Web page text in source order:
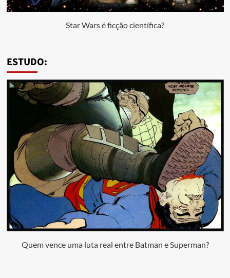
Star Wars é ficção científica?
ESTUDO:
Quem vence uma luta real entre Batman e Superman?